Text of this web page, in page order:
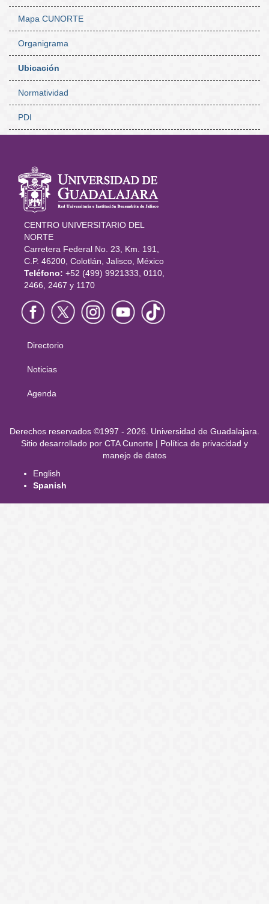
Mapa CUNORTE
Organigrama
Ubicación
Normatividad
PDI
Información
del portal
CENTRO UNIVERSITARIO DEL
NORTE
Carretera Federal No. 23, Km. 191,
C.P. 46200, Colotlán, Jalisco, México
Teléfono: +52 (499) 9921333, 0110,
2466, 2467 y 1170
Menú
principal
Directorio
Noticias
Agenda
Derechos
Derechos reservados ©1997 - 2026. Universidad de Guadalajara.
Sitio desarrollado por CTA Cunorte | Política de privacidad y
manejo de datos
English
Spanish